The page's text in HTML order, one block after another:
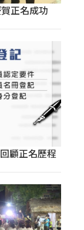
正名成功
顧正名歷程